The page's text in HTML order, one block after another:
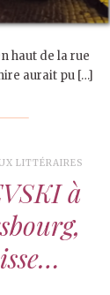
haut de la rue
aurait pu […]
LITTÉRAIRES
à